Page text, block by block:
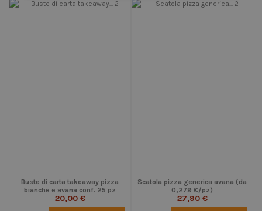
Buste di carta takeaway pizza
bianche e avana conf. 25 pz
20,00 €
Scatola pizza generica avana (da
0,279 €/pz)
27,90 €